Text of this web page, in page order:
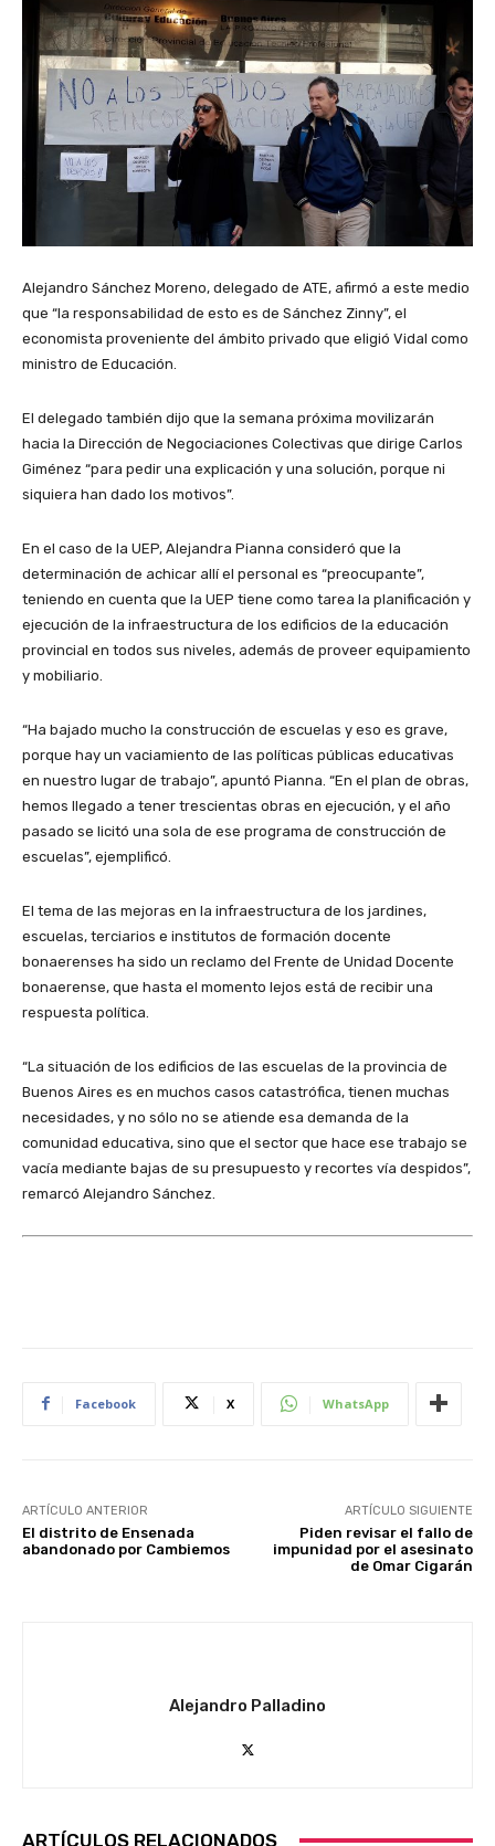
Alejandro Sánchez Moreno, delegado de ATE, afirmó a este medio
que “la responsabilidad de esto es de Sánchez Zinny”, el
economista proveniente del ámbito privado que eligió Vidal como
ministro de Educación.
El delegado también dijo que la semana próxima movilizarán
hacia la Dirección de Negociaciones Colectivas que dirige Carlos
Giménez “para pedir una explicación y una solución, porque ni
siquiera han dado los motivos”.
En el caso de la UEP, Alejandra Pianna consideró que la
determinación de achicar allí el personal es “preocupante”,
teniendo en cuenta que la UEP tiene como tarea la planificación y
ejecución de la infraestructura de los edificios de la educación
provincial en todos sus niveles, además de proveer equipamiento
y mobiliario.
“Ha bajado mucho la construcción de escuelas y eso es grave,
porque hay un vaciamiento de las políticas públicas educativas
en nuestro lugar de trabajo”, apuntó Pianna. “En el plan de obras,
hemos llegado a tener trescientas obras en ejecución, y el año
pasado se licitó una sola de ese programa de construcción de
escuelas”, ejemplificó.
El tema de las mejoras en la infraestructura de los jardines,
escuelas, terciarios e institutos de formación docente
bonaerenses ha sido un reclamo del Frente de Unidad Docente
bonaerense, que hasta el momento lejos está de recibir una
respuesta política.
“La situación de los edificios de las escuelas de la provincia de
Buenos Aires es en muchos casos catastrófica, tienen muchas
necesidades, y no sólo no se atiende esa demanda de la
comunidad educativa, sino que el sector que hace ese trabajo se
vacía mediante bajas de su presupuesto y recortes vía despidos”,
remarcó Alejandro Sánchez.
Facebook X WhatsApp
ARTÍCULO ANTERIOR
El distrito de Ensenada
abandonado por Cambiemos
ARTÍCULO SIGUIENTE
Piden revisar el fallo de
impunidad por el asesinato
de Omar Cigarán
Alejandro Palladino
ARTÍCULOS RELACIONADOS